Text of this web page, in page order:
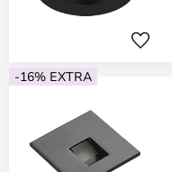
-16% EXTRA